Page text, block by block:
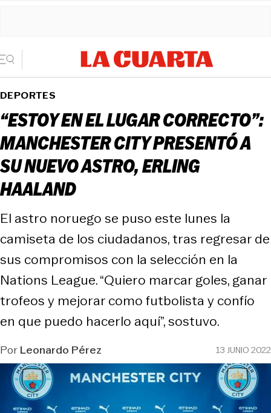
DEPORTES
“ESTOY EN EL LUGAR CORRECTO”:
MANCHESTER CITY PRESENTÓ A
SU NUEVO ASTRO, ERLING
HAALAND
El astro noruego se puso este lunes la
camiseta de los ciudadanos, tras regresar de
sus compromisos con la selección en la
Nations League. “Quiero marcar goles, ganar
trofeos y mejorar como futbolista y confío
en que puedo hacerlo aquí”, sostuvo.
PorLeonardo Pérez 13 JUNIO 2022